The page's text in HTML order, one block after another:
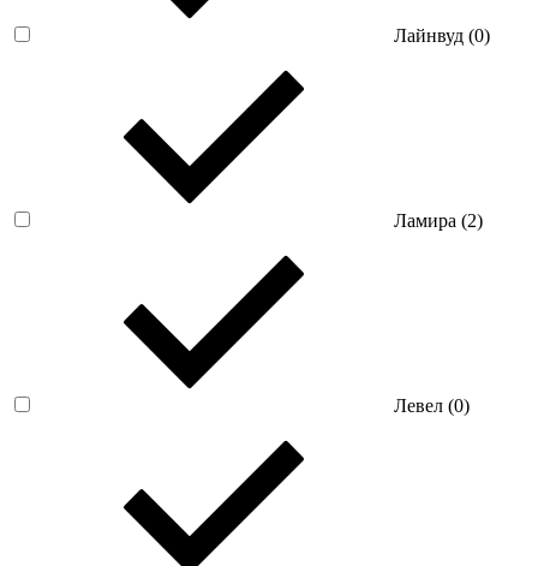
Лайнвуд (0)
Ламира (2)
Левел (0)